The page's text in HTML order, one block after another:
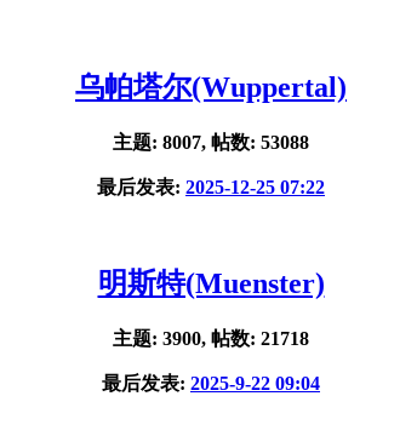
乌帕塔尔(Wuppertal)
主题: 8007, 帖数: 53088
最后发表: 2025-12-25 07:22
明斯特(Muenster)
主题: 3900, 帖数: 21718
最后发表: 2025-9-22 09:04